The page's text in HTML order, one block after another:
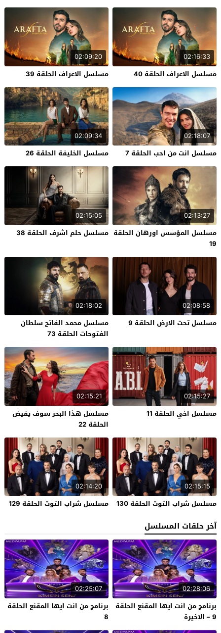
02:16:33
مسلسل الاعراف الحلقة 40
02:09:20
مسلسل الاعراف الحلقة 39
02:18:07
مسلسل انت من احب الحلقة 7
02:09:34
مسلسل الخليفة الحلقة 26
02:13:27
مسلسل المؤسس اورهان الحلقة
19
02:15:05
مسلسل حلم اشرف الحلقة 38
02:08:58
مسلسل تحت الارض الحلقة 9
02:18:02
مسلسل محمد الفاتح سلطان
الفتوحات الحلقة 73
02:15:27
مسلسل اخي الحلقة 11
02:15:21
مسلسل هذا البحر سوف يفيض
الحلقة 22
02:15:15
مسلسل شراب التوت الحلقة 130
02:14:20
مسلسل شراب التوت الحلقة 129
آخر حلقات المسلسل
02:28:06
برنامج من انت ايها المقنع الحلقة
9 – الاخيرة
02:25:07
برنامج من انت ايها المقنع الحلقة
8